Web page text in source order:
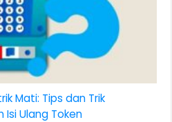
Mati: Tips dan Trik
Isi Ulang Token